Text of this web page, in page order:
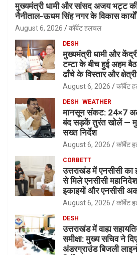
मुख्यमंत्री धामी और सांसद अजय भट्ट की
नैनीताल-ऊधम सिंह नगर के विकास कार्यों
August 6, 2026 कॉर्बेट हलचल
DESH
मुख्यमंत्री धामी और
टम्टा के बीच हुई अहम
ढाँचे के विस्तार और
August 6, 2026 कॉर्बेट
DESH WEATHER
मानसून संकट: 24×7
बंद सड़कें तुरंत खोलें —
सख्त निर्देश
August 6, 2026 कॉर्बेट
CORBETT
उत्तराखंड में एनसीसी का
से मिले एनसीसी
इकाइयों और एनसीसी
August 6, 2026 कॉर्बेट
DESH
उत्तराखंड में वाह्य
समीक्षा: मुख्य सचिव ने
अंडरग्राउंड बिजली